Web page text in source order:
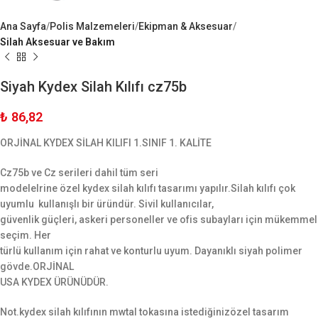
Ana Sayfa Polis Malzemeleri Ekipman & Aksesuar
Silah Aksesuar ve Bakım
Siyah Kydex Silah Kılıfı cz75b
₺ 86,82
ORJİNAL KYDEX SİLAH KILIFI 1.SINIF 1. KALİTE
Cz75b ve Cz serileri dahil tüm seri
modelelrine özel kydex silah kılıfı tasarımı yapılır.Silah kılıfı çok
uyumlu kullanışlı bir üründür. Sivil kullanıcılar,
güvenlik güçleri, askeri personeller ve ofis subayları için mükemmel
seçim. Her
türlü kullanım için rahat ve konturlu uyum. Dayanıklı siyah polimer
gövde.ORJİNAL
USA KYDEX ÜRÜNÜDÜR.
Not.kydex silah kılıfının mwtal tokasına istediğinizözel tasarım